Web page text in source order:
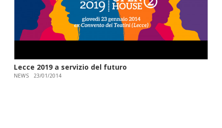
Lecce 2019 a servizio del futuro
NEWS 23/01/2014